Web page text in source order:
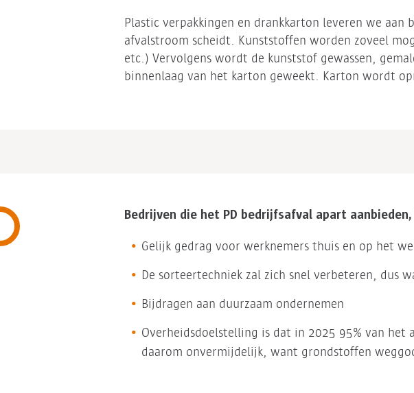
Plastic verpakkingen en drankkarton leveren we aan
afvalstroom scheidt. Kunststoffen worden zoveel
etc.) Vervolgens wordt de kunststof gewassen,
binnenlaag van het karton geweekt. Karton wordt
Bedrijven die het PD bedrijfsafval apart
Gelijk gedrag voor werknemers thuis en op het
De sorteertechniek zal zich snel verbeteren, dus
Bijdragen aan duurzaam ondernemen
Overheidsdoelstelling is dat in 2025 95% van het
daarom onvermijdelijk, want grondstoffen